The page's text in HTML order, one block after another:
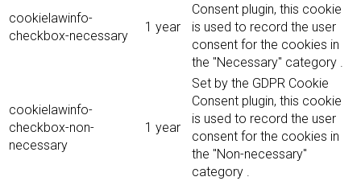
cookielawinfo-
checkbox-necessary
1 year
Consent plugin, this cookie
is used to record the user
consent for the cookies in
the "Necessary" category .
cookielawinfo-
checkbox-non-
necessary
1 year
Set by the GDPR Cookie
Consent plugin, this cookie
is used to record the user
consent for the cookies in
the "Non-necessary"
category .